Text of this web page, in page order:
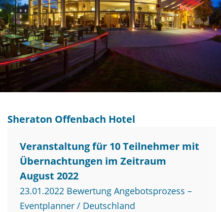
Sheraton Offenbach Hotel
Veranstaltung für 10 Teilnehmer mit
Übernachtungen im Zeitraum
August 2022
23.01.2022 Bewertung Angebotsprozess –
Eventplanner / Deutschland